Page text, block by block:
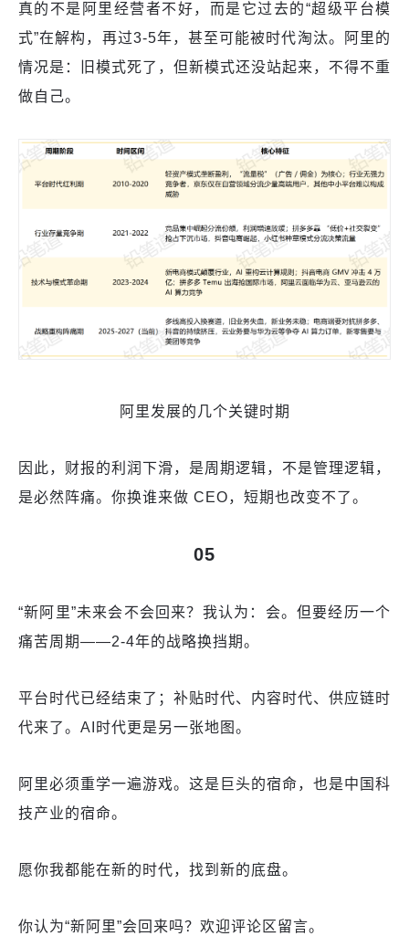
真的不是阿里经营者不好，而是它过去的“超级平台模
式”在解构，再过3-5年，甚至可能被时代淘汰。阿里的
情况是：旧模式死了，但新模式还没站起来，不得不重
做自己。
阿里发展的几个关键时期
因此，财报的利润下滑，是周期逻辑，不是管理逻辑，
是必然阵痛。你换谁来做 CEO，短期也改变不了。
05
“新阿里”未来会不会回来？我认为：会。但要经历一个
痛苦周期——2-4年的战略换挡期。
平台时代已经结束了；补贴时代、内容时代、供应链时
代来了。AI时代更是另一张地图。
阿里必须重学一遍游戏。这是巨头的宿命，也是中国科
技产业的宿命。
愿你我都能在新的时代，找到新的底盘。
你认为“新阿里”会回来吗？欢迎评论区留言。